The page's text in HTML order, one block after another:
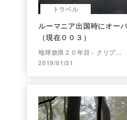
トラベル
ルーマニア出国時にオー
（現在００３）
地球放浪２０年目 - クリプトラベラー
2019/01/31